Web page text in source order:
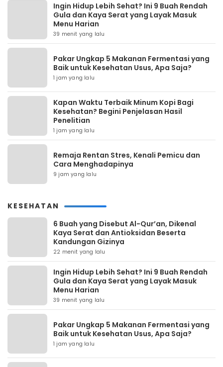
Ingin Hidup Lebih Sehat? Ini 9 Buah Rendah
Gula dan Kaya Serat yang Layak Masuk
Menu Harian
39 menit yang lalu
Pakar Ungkap 5 Makanan Fermentasi yang
Baik untuk Kesehatan Usus, Apa Saja?
1 jam yang lalu
Kapan Waktu Terbaik Minum Kopi Bagi
Kesehatan? Begini Penjelasan Hasil
Penelitian
1 jam yang lalu
Remaja Rentan Stres, Kenali Pemicu dan
Cara Menghadapinya
9 jam yang lalu
KESEHATAN
6 Buah yang Disebut Al-Qur’an, Dikenal
Kaya Serat dan Antioksidan Beserta
Kandungan Gizinya
22 menit yang lalu
Ingin Hidup Lebih Sehat? Ini 9 Buah Rendah
Gula dan Kaya Serat yang Layak Masuk
Menu Harian
39 menit yang lalu
Pakar Ungkap 5 Makanan Fermentasi yang
Baik untuk Kesehatan Usus, Apa Saja?
1 jam yang lalu